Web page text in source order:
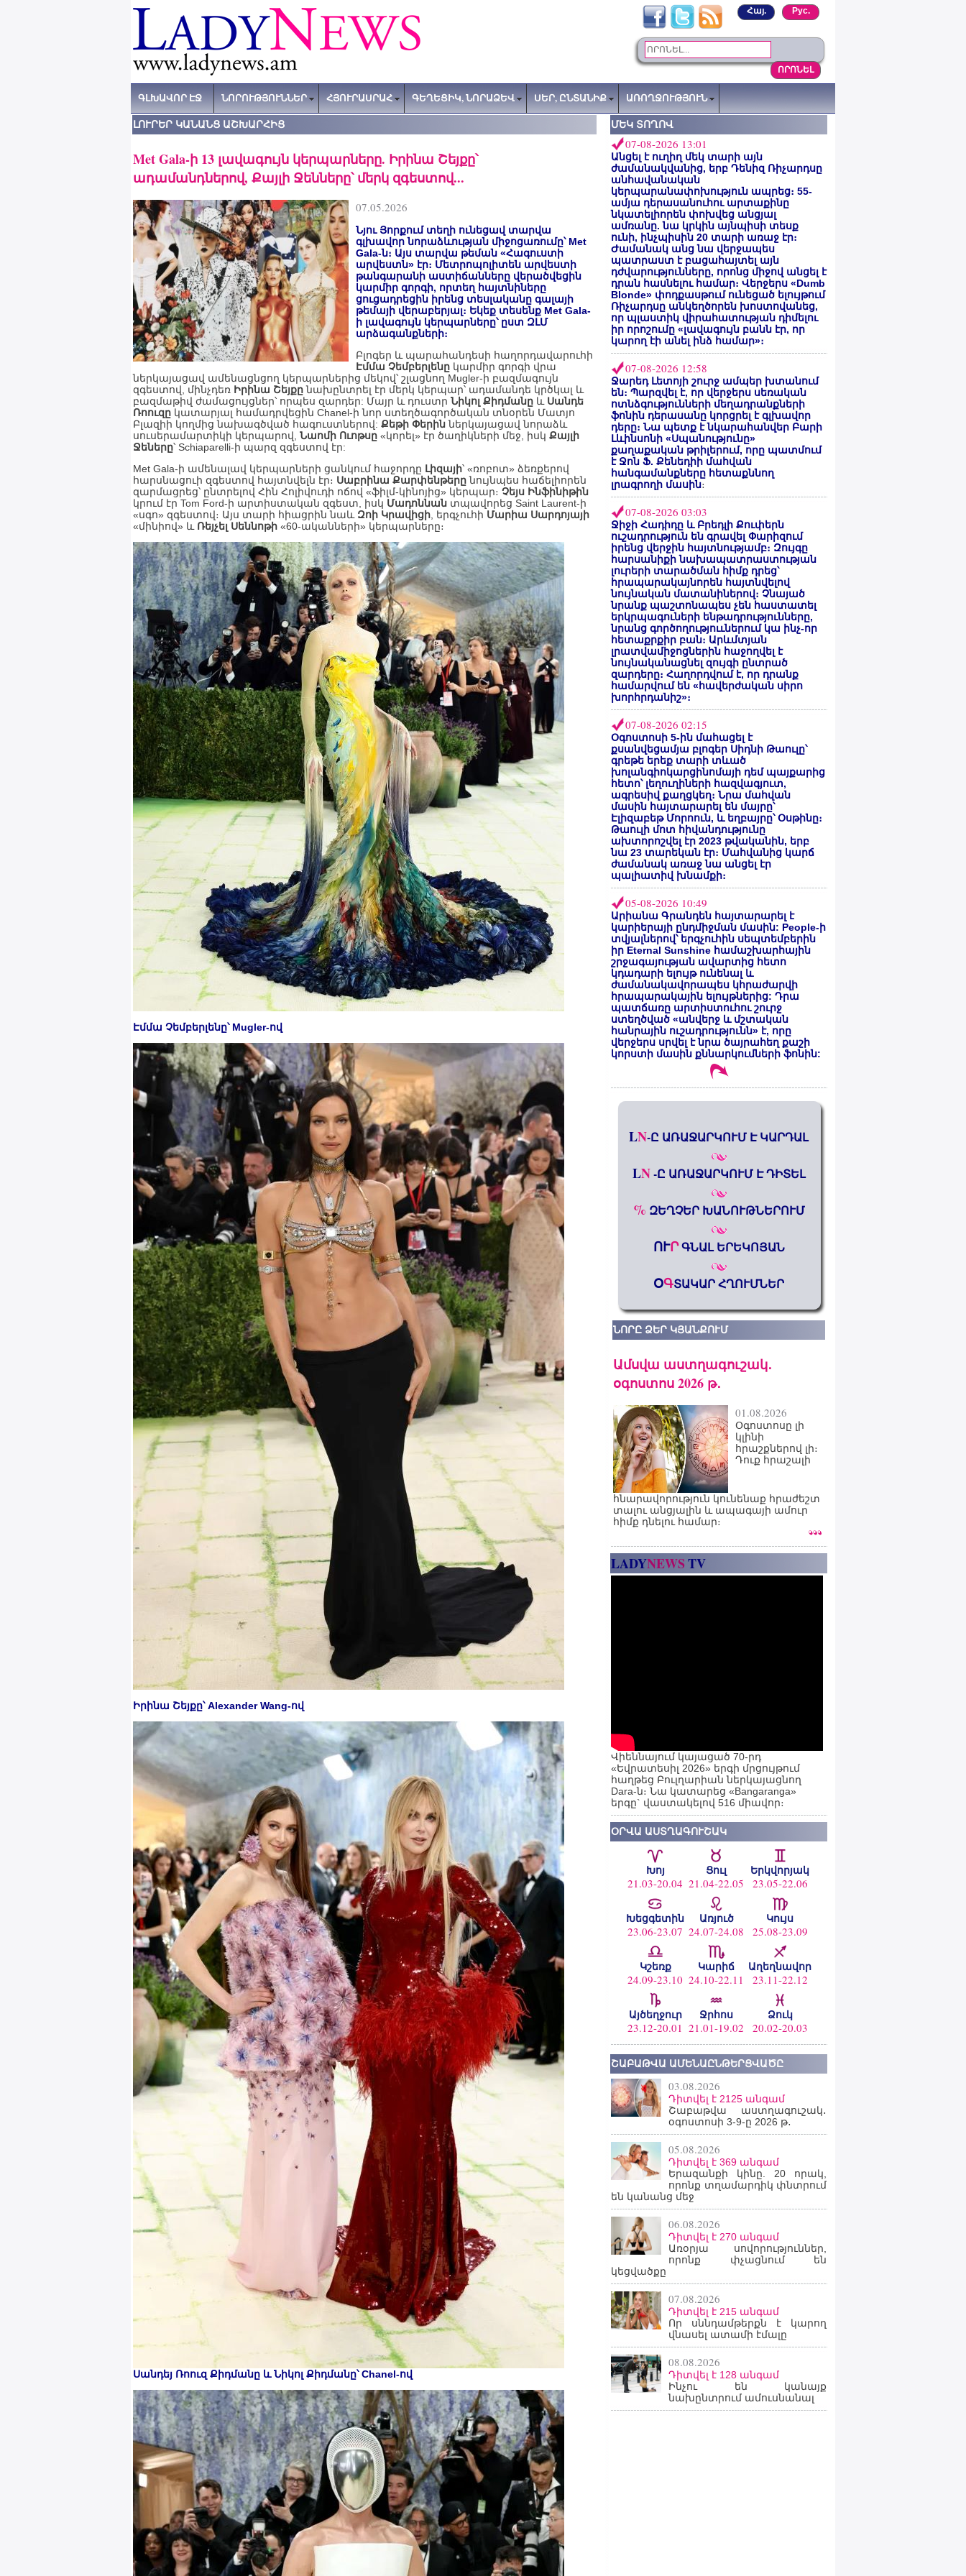
Рус.
Հայ.
ԳԼԽԱՎՈՐ ԷՋ ՆՈՐՈՒԹՅՈՒՆՆԵՐ ՀՅՈՒՐԱՍՐԱՀ ԳԵՂԵՑԻԿ, ՆՈՐԱՁԵՎ ՍԵՐ, ԸՆՏԱՆԻՔ ԱՌՈՂՋՈՒԹՅՈՒՆ
ԼՈՒՐԵՐ ԿԱՆԱՆՑ ԱՇԽԱՐՀԻՑ
Met Gala-ի 13 լավագույն կերպարները. Իրինա Շեյքը՝
ադամանդներով, Քայլի Ջենները՝ մերկ զգեստով...
07.05.2026
Նյու Յորքում տեղի ունեցավ տարվա
գլխավոր նորաձևության միջոցառումը՝ Met
Gala-ն։ Այս տարվա թեման «Հագուստի
արվեստն» էր։ Մետրոպոլիտեն արվեստի
թանգարանի աստիճանները վերածվեցին
կարմիր գորգի, որտեղ հայտնիները
ցուցադրեցին իրենց տեսլականը գալայի
թեմայի վերաբերյալ։ Եկեք տեսենք Met Gala-
ի լավագույն կերպարները՝ ըստ ԶԼՄ
արձագանքների։
Բլոգեր և պարահանդեսի հաղորդավարուհի
Էմմա Չեմբերլենը կարմիր գորգի վրա
ներկայացավ ամենացնցող կերպարներից մեկով՝ շլացնող Mugler-ի բազմագույն
զգեստով, մինչդեռ Իրինա Շեյքընախընտրել էր մերկ կերպար՝ ադամանդե կրծկալ և
բազմաթիվ ժամացույցներ՝ որպես զարդեր: Մայր և դուստր Նիկոլ Քիդմանը և Սանդե
Ռոուզը կատարյալ համադրվեցին Chanel-ի նոր ստեղծագործական տնօրեն Մատյո
Բլազիի կողմից նախագծված հագուստներով: Քեթի Փերիններկայացավ նորաձև
սուսերամարտիկի կերպարով, Նաոմի Ուոթսը «կորել» էր ծաղիկների մեջ, իսկ Քայլի
Ջեները՝ Schiaparelli-ի պարզ զգեստով էր:
Met Gala-ի ամենալավ կերպարների ցանկում հաջորդը Լիզայի՝ «ռոբոտ» ձեռքերով
հարսնացուի զգեստով հայտնվելն էր։ Սաբրինա Քարփենթերընույնպես հաճելիորեն
զարմացրեց՝ ընտրելով Հին Հոլիվուդի ոճով «ֆիլմ-կինոյից» կերպար։ Չեյս Ինֆինիթին
կրում էր Tom Ford-ի արտիստական զգեստ, իսկ Մադոննան տպավորեց Saint Laurent-ի
«սգո» զգեստով։ Այս տարի հիացրին նաև Զոի Կրավիցի , երգչուհի Մարիա Սարդոյայի
«մինիով» և Ռեյչել Սեննոթի «60-ականների» կերպարները։
Էմմա Չեմբերլենը՝ Mugler-ով
Իրինա Շեյքը՝ Alexander Wang-ով
Սանդեյ Ռոուզ Քիդմանը և Նիկոլ Քիդմանը՝ Chanel-ով
ՄԵԿ ՏՈՂՈՎ
07-08-2026 13:01
Անցել է ուղիղ մեկ տարի այն
ժամանակվանից, երբ Դենիզ Ռիչարդսը
անհավանական
կերպարանափոխություն ապրեց։ 55-
ամյա դերասանուհու արտաքինը
նկատելիորեն փոխվեց անցյալ
ամռանը. նա կրկին այնպիսի տեսք
ունի, ինչպիսին 20 տարի առաջ էր։
Ժամանակ անց նա վերջապես
պատրաստ է բացահայտել այն
դժվարությունները, որոնց միջով անցել է
դրան հասնելու համար։ Վերջերս «Dumb
Blonde» փոդքասթում ունեցած ելույթում
Ռիչարդսը անկեղծորեն խոստովանեց,
որ պլաստիկ վիրահատության դիմելու
իր որոշումը «լավագույն բանն էր, որ
կարող էի անել ինձ համար»։
07-08-2026 12:58
Ջարեդ Լետոյի շուրջ ամպեր խտանում
են։ Պարզվել է, որ վերջերս սեռական
ոտնձգությունների մեղադրանքների
ֆոնին դերասանը կորցրել է գլխավոր
դերը։ Նա պետք է նկարահանվեր Բարի
Լևինսոնի «Սպանությունը»
քաղաքական թրիլերում, որը պատմում
է Ջոն Ֆ. Քենեդիի մահվան
հանգամանքները հետաքննող
լրագրողի մասին։
07-08-2026 03:03
Ջիջի Հադիդը և Բրեդլի Քուփերն
ուշադրություն են գրավել Փարիզում
իրենց վերջին հայտնությամբ։ Զույգը
հարսանիքի նախապատրաստության
լուրերի տարածման հիմք դրեց՝
հրապարակայնորեն հայտնվելով
նույնական մատանիներով։ Չնայած
նրանք պաշտոնապես չեն հաստատել
երկրպագուների ենթադրությունները,
նրանց գործողություւներում կա ինչ-որ
հետաքրքիր բան։ Արևմտյան
լրատվամիջոցներին հաջողվել է
նույնականացնել զույգի ընտրած
զարդերը։ Հաղորդվում է, որ դրանք
համարվում են «հավերժական սիրո
խորհրդանիշ»։
07-08-2026 02:15
Օգոստոսի 5-ին մահացել է
քսանվեցամյա բլոգեր Սիդնի Թաուլը՝
գրեթե երեք տարի տևած
խոլանգիոկարցինոմայի դեմ պայքարից
հետո՝ լեղուղիների հազվագյուտ,
ագրեսիվ քաղցկեղ։ Նրա մահվան
մասին հայտարարել են մայրը՝
Էլիզաբեթ Մորոուն, և եղբայրը՝ Օսթինը։
Թաուլի մոտ հիվանդությունը
ախտորոշվել էր 2023 թվականին, երբ
նա 23 տարեկան էր։ Մահվանից կարճ
ժամանակ առաջ նա անցել էր
պալիատիվ խնամքի։
05-08-2026 10:49
Արիանա Գրանդեն հայտարարել է
կարիերայի ընդմիջման մասին: People-ի
տվյալներով՝ երգչուհին սեպտեմբերին
իր Eternal Sunshine համաշխարհային
շրջագայության ավարտից հետո
կդադարի ելույթ ունենալ և
ժամանակավորապես կհրաժարվի
հրապարակային ելույթներից: Դրա
պատճառը արտիստուհու շուրջ
ստեղծված «անվերջ և մշտական
հանրային ուշադրությունն» է, որը
վերջերս սրվել է նրա ծայրահեղ քաշի
կորստի մասին քննարկումների ֆոնին:
LN-Ը ԱՌԱՋԱՐԿՈՒՄ Է ԿԱՐԴԱԼ
LN-Ը ԱՌԱՋԱՐԿՈՒՄ Է ԴԻՏԵԼ
% ԶԵՂՉԵՐ ԽԱՆՈՒԹՆԵՐՈՒՄ
ՈՒՐԳՆԱԼ ԵՐԵԿՈՅԱՆ
ՕԳՏԱԿԱՐ ՀՂՈՒՄՆԵՐ
ՆՈՐԸ ՁԵՐ ԿՅԱՆՔՈՒՄ
Ամսվա աստղագուշակ․
օգոստոս 2026 թ․
01.08.2026
Օգոստոսը լի
կլինի
հրաշքներով լի։
Դուք հրաշալի
հնարավորություն կունենաք հրաժեշտ
տալու անցյալին և ապագայի ամուր
հիմք դնելու համար։
LADYNEWSTV
Վիեննայում կայացած 70-րդ
«Եվրատեսիլ 2026» երգի մրցույթում
հաղթեց Բուլղարիան ներկայացնող
Dara-ն։ Նա կատարեց «Bangaranga»
երգը` վաստակելով 516 միավոր։
ՕՐՎԱ ԱՍՏՂԱԳՈՒՇԱԿ
Խոյ
21.03-20.04
Ցուլ
21.04-22.05
Երկվորյակ
23.05-22.06
Խեցգետին
23.06-23.07
Առյուծ
24.07-24.08
Կույս
25.08-23.09
Կշեռք
24.09-23.10
Կարիճ
24.10-22.11
Աղեղնավոր
23.11-22.12
Այծեղջուր
23.12-20.01
Ջրհոս
21.01-19.02
Ձուկ
20.02-20.03
ՇԱԲԱԹՎԱ ԱՄԵՆԱԸՆԹԵՐՑՎԱԾԸ
03.08.2026
Դիտվել է 2125 անգամ
Շաբաթվա աստղագուշակ․
օգոստոսի 3-9-ը 2026 թ․
05.08.2026
Դիտվել է 369 անգամ
Երազանքի կինը. 20 որակ,
որոնք տղամարդիկ փնտրում
են կանանց մեջ
06.08.2026
Դիտվել է 270 անգամ
Առօրյա սովորություններ,
որոնք փչացնում են
կեցվածքը
07.08.2026
Դիտվել է 215 անգամ
Որ սննդամթերքն է կարող
վնասել ատամի էմալը
08.08.2026
Դիտվել է 128 անգամ
Ինչու են կանայք
նախընտրում ամուսնանալ